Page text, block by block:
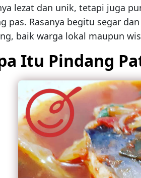
lezat dan unik, tetapi juga
pas. Rasanya begitu segar
baik warga lokal maupun
Itu Pindang